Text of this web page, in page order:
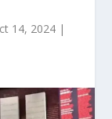
14, 2024 |